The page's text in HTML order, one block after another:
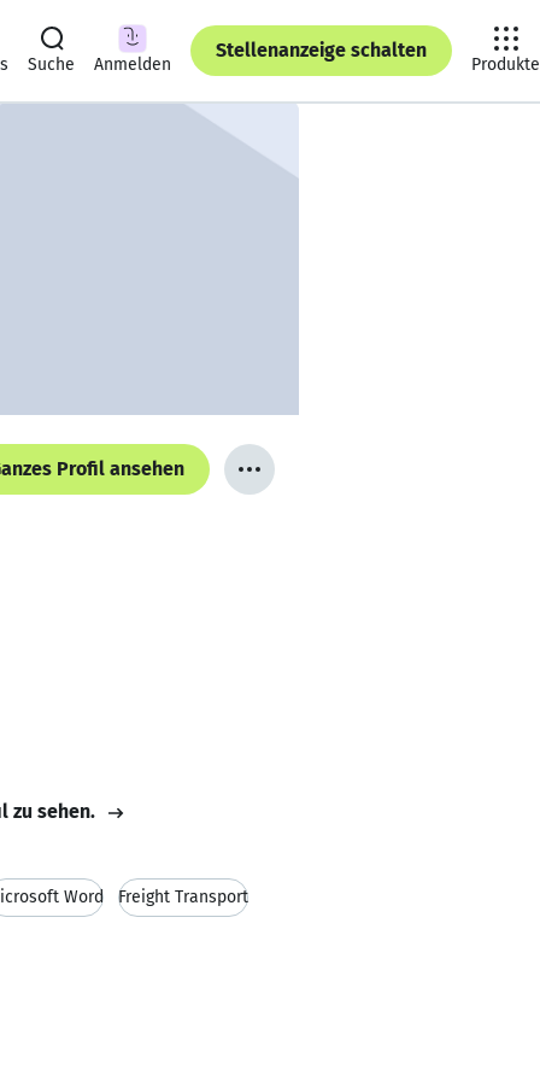
Suche Anmelden
Stellenanzeige schalten
Produkte
Profil ansehen
zu sehen.
Word Freight Transport